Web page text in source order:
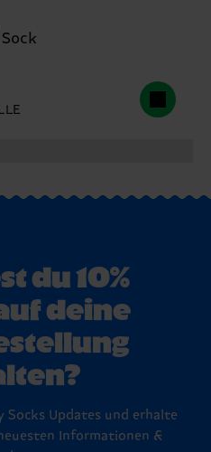
du 10%
deine
Socks Updates und erhalte
Informationen &